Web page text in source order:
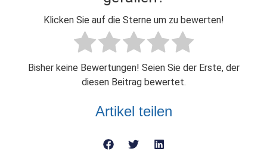
Klicken Sie auf die Sterne um zu bewerten!
Bisher keine Bewertungen! Seien Sie der Erste, der
diesen Beitrag bewertet.
Artikel teilen